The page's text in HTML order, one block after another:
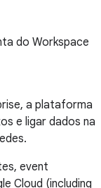
do Workspace
a plataforma
e ligar dados na
event
Cloud (including